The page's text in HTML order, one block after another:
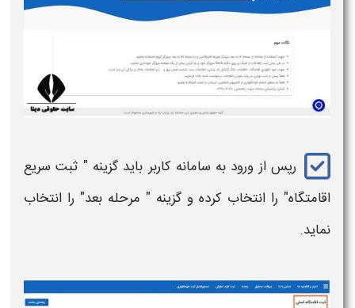
رپس از ورود به سامانه کاربر باید گزینه " ثبت سریع
اقامتگاه" را انتخاب کرده و گزینه " مرحله بعد" را انتخاب
نماید.